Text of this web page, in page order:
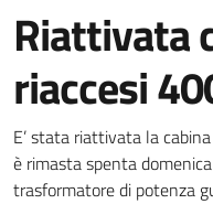
Riattivata
riaccesi
Dettagli
E’ stata riattivata la
è rimasta spenta
trasformatore di potenza